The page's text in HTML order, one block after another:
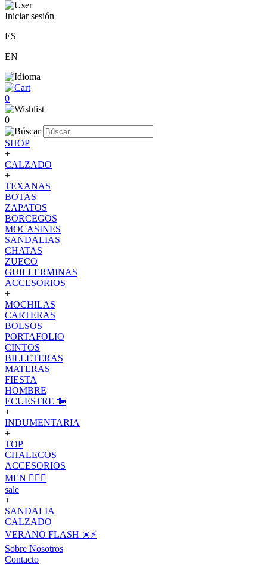
Iniciar sesión
ES
EN
0
0
SHOP
+
CALZADO
+
TEXANAS
BOTAS
ZAPATOS
BORCEGOS
MOCASINES
SANDALIAS
CHATAS
ZUECO
GUILLERMINAS
ACCESORIOS
+
MOCHILAS
CARTERAS
BOLSOS
PORTAFOLIO
CINTOS
BILLETERAS
MATERAS
FIESTA
HOMBRE
ECUESTRE 🐎
+
INDUMENTARIA
+
TOP
CHALECOS
ACCESORIOS
MEN 🙋🏽‍♂️
sale
+
SANDALIA
CALZADO
VERANO FLASH ☀️⚡️
Sobre Nosotros
Contacto